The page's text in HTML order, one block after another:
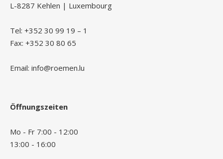
L-8287 Kehlen | Luxembourg
Tel: +352 30 99 19 – 1
Fax: +352 30 80 65
Email: info@roemen.lu
Öffnungszeiten
Mo - Fr 7:00 - 12:00
13:00 - 16:00